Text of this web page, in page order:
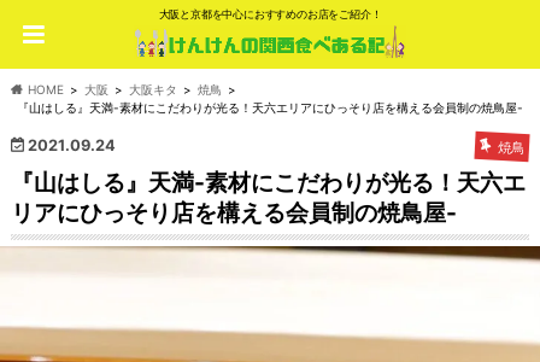
大阪と京都を中心におすすめのお店をご紹介！
HOME 大阪 大阪キタ
焼鳥
『山はしる』天満-素材にこだわりが光る！天六エリアにひっそり店を構える会員制の焼鳥屋-
2021.09.24 焼鳥
『山はしる』天満-素材にこだわりが光る！天六エ
リアにひっそり店を構える会員制の焼鳥屋-